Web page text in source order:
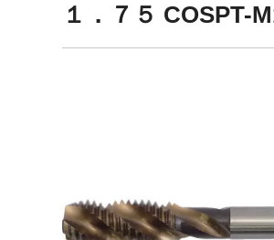
１．７５ COSPT-